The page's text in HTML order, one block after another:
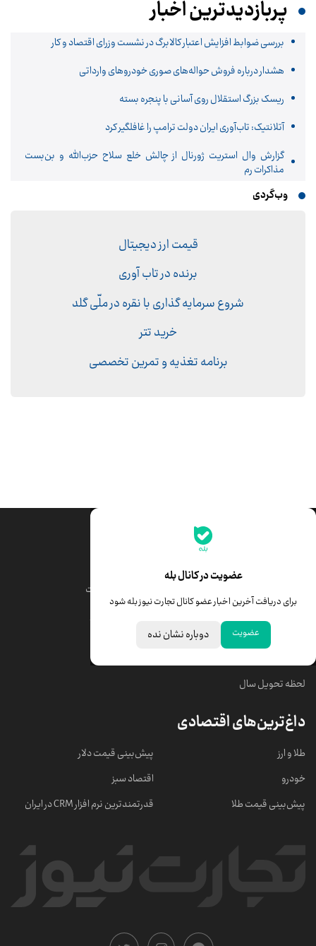
پربازدیدترین اخبار
بررسی ضوابط افزایش اعتبار کالابرگ در نشست وزرای اقتصاد و کار
هشدار درباره فروش حواله‌های صوری خودروهای وارداتی
ریسک بزرگ استقلال روی آسانی با پنجره بسته
آتلانتیک: تاب‌آوری ایران دولت ترامپ را غافلگیر کرد
گزارش وال استریت ژورنال از چالش خلع سلاح حزب‌الله و بن‌بست
مذاکرات رم
وب‌گردی
قیمت ارز دیجیتال
برنده در تاب آوری
شروع سرمایه گذاری با نقره در ملّی گلد
خرید تتر
برنامه تغذیه و تمرین تخصصی
عضویت در کانال بله
برای دریافت آخرین اخبار عضو کانال تجارت نیوز بله شود
عضویت دوباره نشان نده
جدیدترین قیمت‌ها
قیمت درهم امارات
خبرهای مهم
لحظه تحویل سال
داغ‌ترین‌های اقتصادی
طلا و ارز
خودرو
پیش‌بینی قیمت طلا
پیش‌بینی قیمت دلار
اقتصاد سبز
قدرتمندترین نرم‌ افزار CRM در ایران